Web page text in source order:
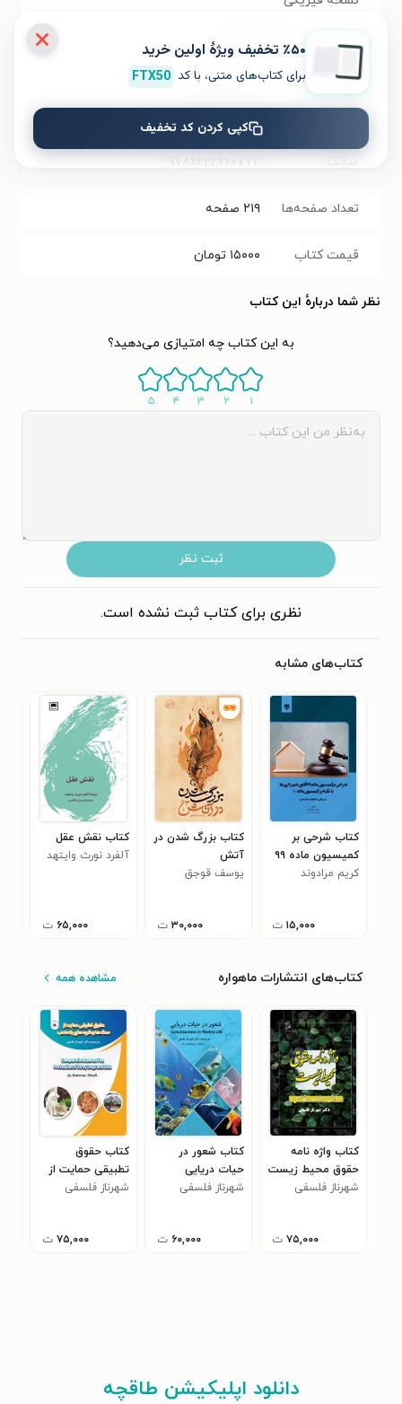
فرمت کتاب PDF
حجم فایل
۴.۲۲ مگابایت
شابک ۹۷۸۶۲۲۲۶۶۰۷۷۲
تعداد صفحه‌ها ۲۱۹ صفحه
قیمت کتاب ۱۵۰۰۰ تومان
نظر شما دربارهٔ این کتاب
به این کتاب چه امتیازی می‌دهید؟
۱ ۲ ۳ ۴ ۵
ثبت نظر
نظری برای کتاب ثبت نشده است.
کتاب‌های مشابه
کتاب شرحی بر
کمیسیون ماده ۹۹
قانون شهرداری ها با
کریم مرادوند
۱۵,۰۰۰ ت
کتاب بزرگ شدن در
آتش
یوسف قوجق
۳۰,۰۰۰ ت
کتاب نقش عقل
آلفرد نورث وایتهد
۶۵,۰۰۰ ت
کتاب‌های انتشارات ماهواره مشاهده همه
کتاب واژه نامه
حقوق محیط زیست
(جلد اول)
شهرناز فلسفی
۷۵,۰۰۰ ت
کتاب شعور در
حیات دریایی
شهرناز فلسفی
۶۰,۰۰۰ ت
کتاب حقوق
تطبیقی حمایت از
سگ ها و گربه های
شهرناز فلسفی
۷۵,۰۰۰ ت
دانلود اپلیکیشن طاقچه
٪۵۰ تخفیف ویژۀ اولین خرید
برای کتاب‌های متنی، با کد FTX50
کپی کردن کد تخفیف